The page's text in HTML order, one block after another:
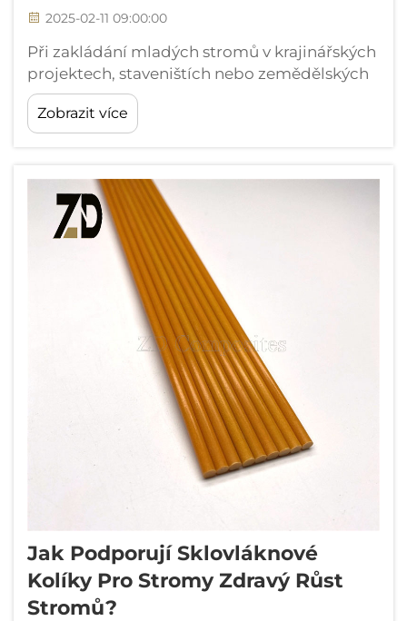
2025-02-11 09:00:00
Při zakládání mladých stromů v krajinářských
projektech, staveništích nebo zemědělských
prostředích je výběr vhodného systému
podpory rozhodující pro dlouhodobý úspěch.
Tradiční dřevěné kolíky dominují trhu již
Zobrazit více
Jak Podporují Sklovláknové
Kolíky Pro Stromy Zdravý Růst
Stromů?